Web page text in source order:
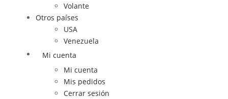
Volante
Otros países
USA
Venezuela
Mi cuenta
Mi cuenta
Mis pedidos
Cerrar sesión